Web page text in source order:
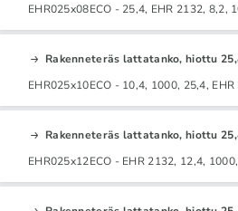
EHR025x08ECO - 25,4, EHR 2132, 8,2,
Rakenneteräs lattatanko, hiottu
EHR025x10ECO - 10,4, 1000, 25,4, EHR
Rakenneteräs lattatanko, hiottu
EHR025x12ECO - EHR 2132, 12,4,